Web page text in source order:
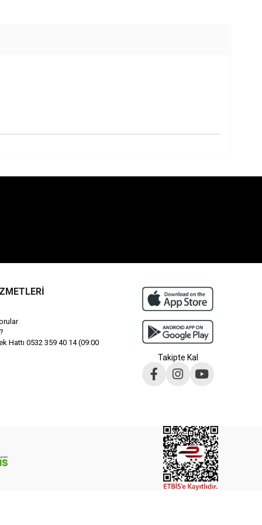
Hattı 0532 359 40 14 (09:00
Takipte Kal